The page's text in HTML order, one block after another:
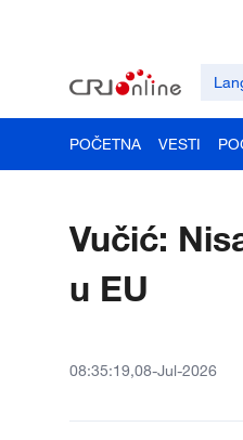
POČETNA VESTI
Vučić:
u EU
08:35:19,08-Jul-2026